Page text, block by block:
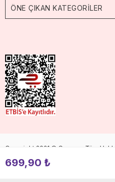
699,90 ₺
ÖNE ÇIKAN KATEGORİLER
Copyright 2021 © Cossop. Tüm Hakkı